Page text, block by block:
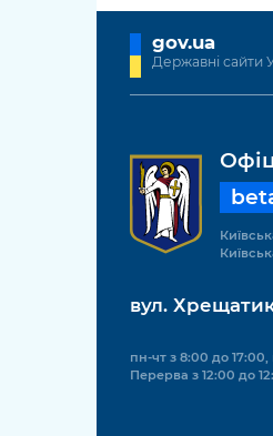
gov.ua
Державні сайти
вул.
пн-чт з 8:00 до 17:00,
Перерва з 12:00 до